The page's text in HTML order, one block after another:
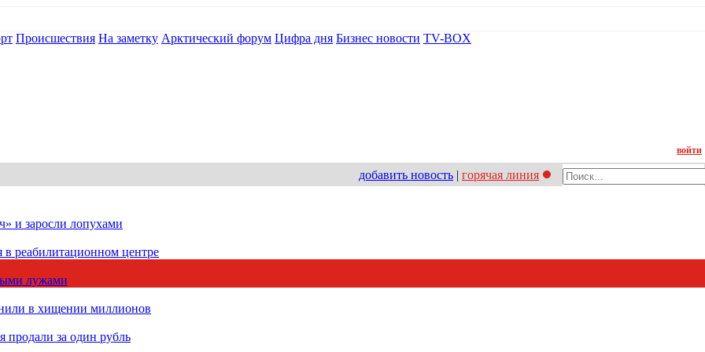
Происшествия На заметку Арктический форум Цифра дня Бизнес новости TV-BOX
войти
добавить новость | горячая линия
и заросли лопухами
реабилитационном центре
лужами
в хищении миллионов
продали за один рубль